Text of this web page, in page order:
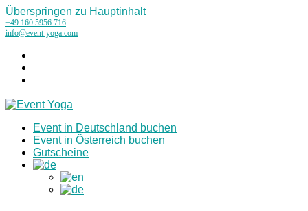
Überspringen zu Hauptinhalt
+49 160 5956 716
info@event-yoga.com
Event in Deutschland buchen
Event in Österreich buchen
Gutscheine